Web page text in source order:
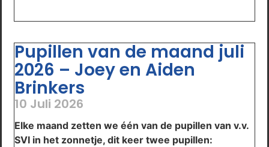
Pupillen van de maand juli
2026 – Joey en Aiden
Brinkers
10 Juli 2026
Elke maand zetten we één van de pupillen van v.v.
SVI in het zonnetje, dit keer twee pupillen: